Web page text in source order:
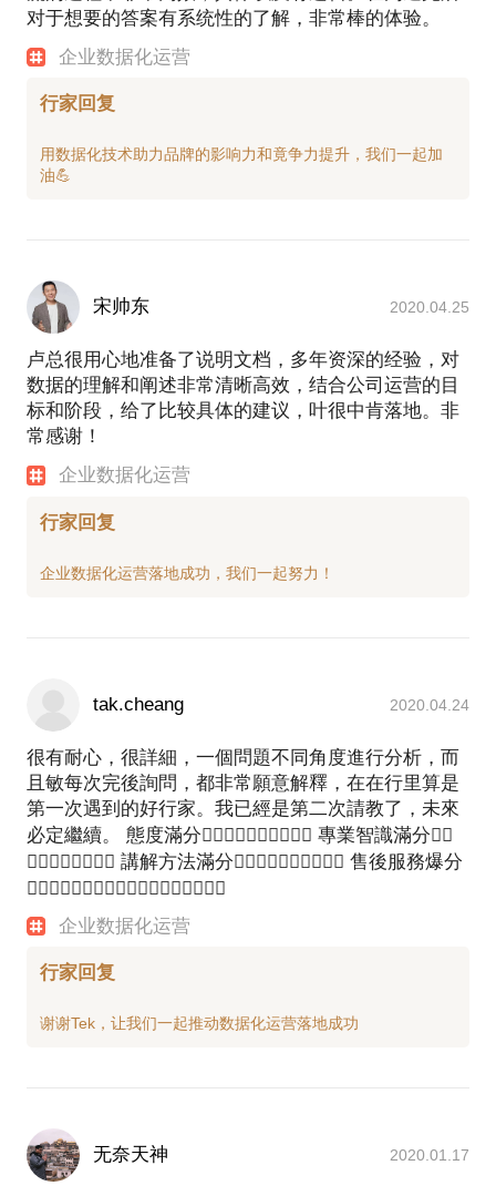
对于想要的答案有系统性的了解，非常棒的体验。
企业数据化运营
行家回复
用数据化技术助力品牌的影响力和竟争力提升，我们一起加
宋帅东 2020.04.25
卢总很用心地准备了说明文档，多年资深的经验，对
数据的理解和阐述非常清晰高效，结合公司运营的目
标和阶段，给了比较具体的建议，叶很中肯落地。非
常感谢！
企业数据化运营
行家回复
tak.cheang 2020.04.24
很有耐心，很詳細，一個問題不同角度進行分析，而
且敏每次完後詢問，都非常願意解釋，在在行里算是
第一次遇到的好行家。我已經是第二次請教了，未來
必定繼續。 態度滿分👍🏻👍🏻👍🏻👍🏻👍🏻 專業智識滿分👍🏻
👍🏻👍🏻👍🏻👍🏻 講解方法滿分👍🏻👍🏻👍🏻👍🏻👍🏻 售後服務爆分
👍🏻👍🏻👍🏻👍🏻👍🏻👍🏻👍🏻👍🏻👍🏻
企业数据化运营
行家回复
无奈天神 2020.01.17